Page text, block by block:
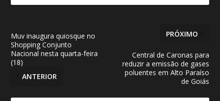
Muv inaugura quiosque no
Shopping Conjunto
Nacional nesta quarta-feira
(18)
ANTERIOR
PRÓXIMO
Central de Caronas para
reduzir a emissão de gases
poluentes em Alto Paraíso
de Goiás